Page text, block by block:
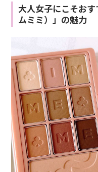
大人女子にこそお
ムミミ）」の魅力